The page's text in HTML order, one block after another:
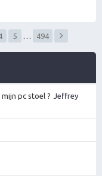
5 494
pc stoel ?
Jeffrey